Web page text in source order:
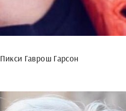
Пикси Гаврош Гарсон